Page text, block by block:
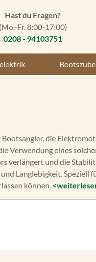
Hast du Fragen?
(Mo.-Fr. 8:00-17:00)
0208 - 94103751
die
Verwendung eines
verlängert und die
Langlebigkeit. Speziell
können.